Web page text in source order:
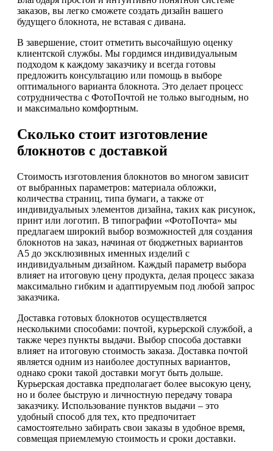
заказов, вы легко сможете создать дизайн вашего
будущего блокнота, не вставая с дивана.
В завершение, стоит отметить высочайшую оценку
клиентской службы. Мы гордимся индивидуальным
подходом к каждому заказчику и всегда готовы
предложить консультацию или помощь в выборе
оптимального варианта блокнота. Это делает процесс
сотрудничества с ФотоПочтой не только выгодным, но
и максимально комфортным.
Сколько стоит изготовление
блокнотов с доставкой
Стоимость изготовления блокнотов во многом зависит
от выбранных параметров: материала обложки,
количества страниц, типа бумаги, а также от
индивидуальных элементов дизайна, таких как рисунок,
принт или логотип. В типографии «ФотоПочта» мы
предлагаем широкий выбор возможностей для создания
блокнотов на заказ, начиная от бюджетных вариантов
А5 до эксклюзивных именных изделий с
индивидуальным дизайном. Каждый параметр выбора
влияет на итоговую цену продукта, делая процесс заказа
максимально гибким и адаптируемым под любой запрос
заказчика.
Доставка готовых блокнотов осуществляется
несколькими способами: почтой, курьерской службой, а
также через пункты выдачи. Выбор способа доставки
влияет на итоговую стоимость заказа. Доставка почтой
является одним из наиболее доступных вариантов,
однако сроки такой доставки могут быть дольше.
Курьерская доставка предполагает более высокую цену,
но и более быструю и личностную передачу товара
заказчику. Использование пунктов выдачи – это
удобный способ для тех, кто предпочитает
самостоятельно забирать свои заказы в удобное время,
совмещая приемлемую стоимость и сроки доставки.